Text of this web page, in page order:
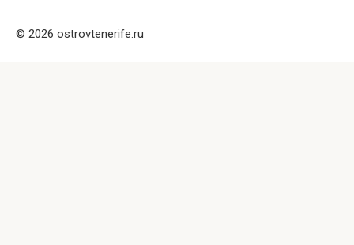
© 2026 ostrovtenerife.ru